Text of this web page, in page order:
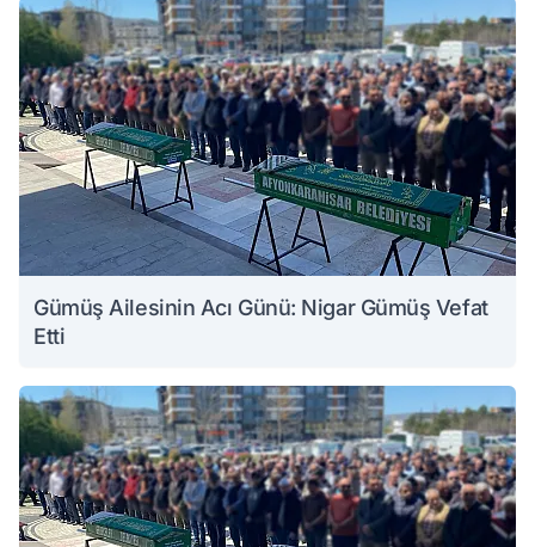
Gümüş Ailesinin Acı Günü: Nigar Gümüş Vefat
Etti